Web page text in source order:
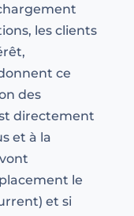
les clients
ce
des
directement
et à la
le
et si